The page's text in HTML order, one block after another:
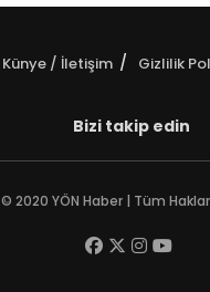
Künye / İletişim Gizlilik
Bizi takip edin
© 2020 YÖN Haber | Tüm Hakları